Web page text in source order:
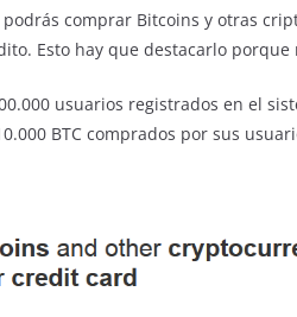
podrás comprar Bitcoins y otras
Esto hay que destacarlo
usuarios registrados en el
BTC comprados por sus